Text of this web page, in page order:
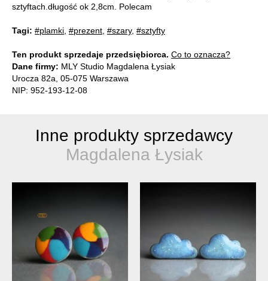
sztyftach.długość ok 2,8cm. Polecam
Tagi: #plamki #prezent #szary, #sztyfty
Ten produkt sprzedaje przedsiębiorca. Co to oznacza?
Dane firmy: MLY Studio Magdalena Łysiak
Urocza 82a, 05-075 Warszawa
NIP: 952-193-12-08
Inne produkty sprzedawcy
Magdalena Łysiak